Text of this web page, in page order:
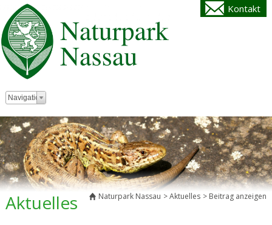
Kontakt
Zielseite
Navigation
Naturpark Nassau Aktuelles Beitrag anzeigen
Aktuelles